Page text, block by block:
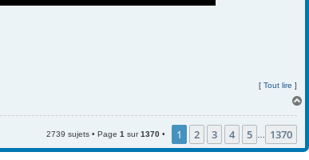
[ Tout lire ]
2739 sujets • Page 1 sur1370 • 1 2 3 4 5 1370